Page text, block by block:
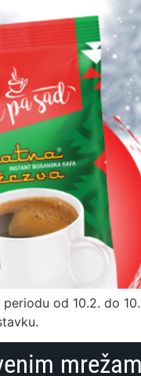
od 10.2. do